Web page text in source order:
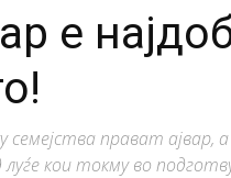
е
семејства прават ајвар,
кои токму во